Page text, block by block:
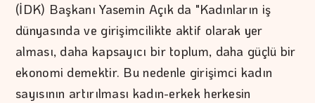
(İDK) Başkanı Yasemin Açık da "Kadınların iş
dünyasında ve girişimcilikte aktif olarak yer
alması, daha kapsayıcı bir toplum, daha güçlü bir
ekonomi demektir. Bu nedenle girişimci kadın
sayısının artırılması kadın-erkek herkesin